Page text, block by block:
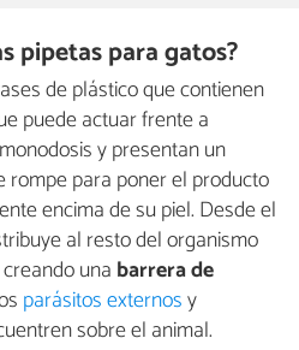
pipetas para gatos?
de plástico que contienen
puede actuar frente a
y presentan un
rompe para poner el producto
encima de su piel. Desde el
al resto del organismo
una barrera de
parásitos externosy
sobre el animal.